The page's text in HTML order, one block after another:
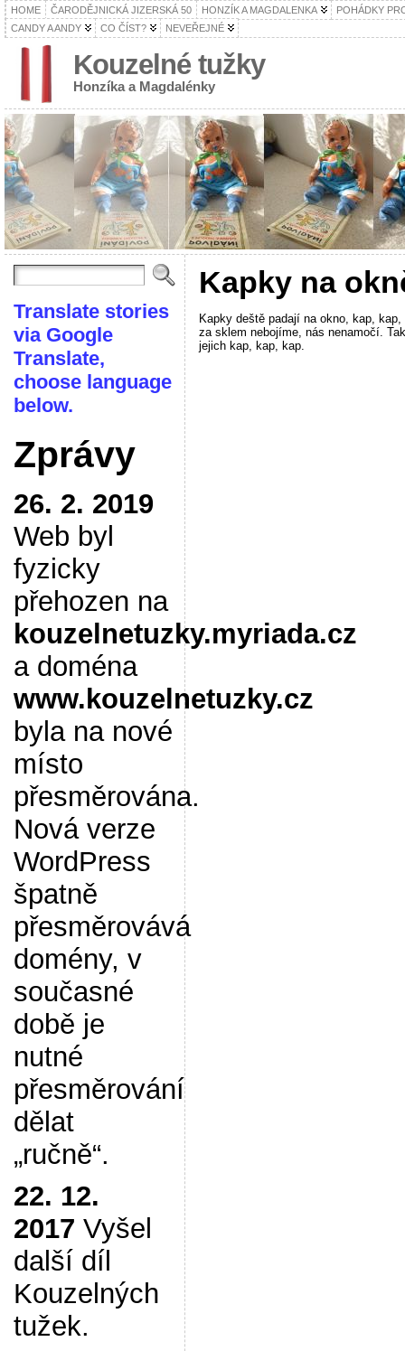
HOME ČARODĚJNICKÁ JIZERSKÁ 50 HONZÍK A MAGDALENKA
POHÁDKY
CANDY A ANDY
CO ČÍST? NEVEŘEJNÉ
Kouzelné tužky
Honzíka a Magdalénky
Translate stories
via Google
Translate,
choose language
below.
Zprávy
26. 2. 2019
Web byl
fyzicky
přehozen na
kouzelnetuzky.myriada.cz
a doména
www.kouzelnetuzky.cz
byla na nové
místo
přesměrována.
Nová verze
WordPress
špatně
přesměrovává
domény, v
současné
době je
nutné
přesměrování
dělat
„ručně“.
22. 12.
2017 Vyšel
další díl
Kouzelných
tužek.
Kapky na
Kapky deště padají na okno, kap,
za sklem nebojíme, nás nenamočí.
jejich kap, kap, kap.